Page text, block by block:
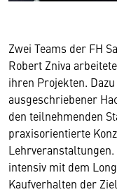
Zwei Teams der FH
Robert Zniva
ihren Projekten.
ausgeschriebener
den teilnehmenden
praxisorientierte
Lehrveranstaltungen.
intensiv mit dem
Kaufverhalten der